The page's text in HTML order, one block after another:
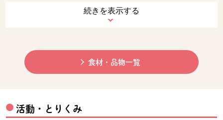
続きを表示する
食材・品物一覧
活動・とりくみ